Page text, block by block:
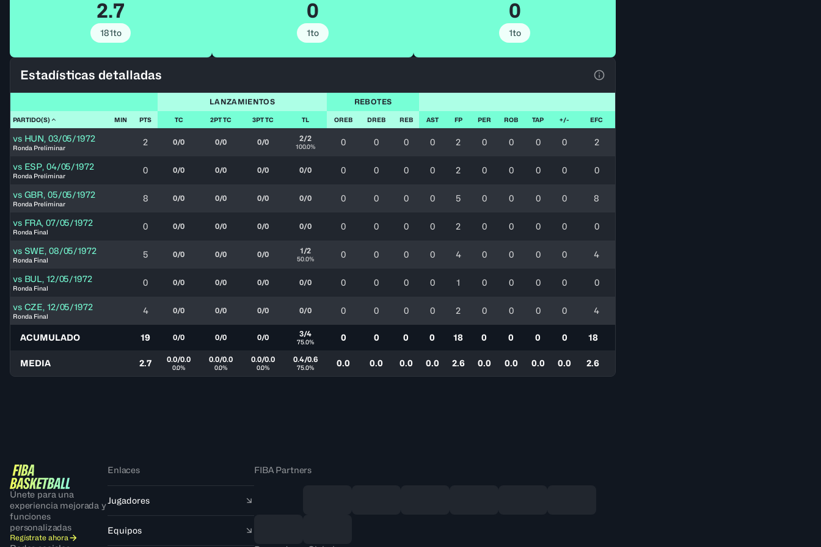
2.7
181to
0
1to
0
1to
Estadísticas detalladas
LANZAMIENTOS REBOTES
PARTIDO(S) MIN PTS TC 2PT TC 3PT TC TL OREB DREB REB AST FP PER ROB TAP +/- EFC
vs HUN, 03/05/1972
Ronda Preliminar
2 0/0 0/0 0/0 2/2
100.0% 0 0 0 0 2 0 0 0 0 2
vs ESP, 04/05/1972
Ronda Preliminar
0 0/0 0/0 0/0 0/0 0 0 0 0 2 0 0 0 0 0
vs GBR, 05/05/1972
Ronda Preliminar
8 0/0 0/0 0/0 0/0 0 0 0 0 5 0 0 0 0 8
vs FRA, 07/05/1972
Ronda Final
0 0/0 0/0 0/0 0/0 0 0 0 0 2 0 0 0 0 0
vs SWE, 08/05/1972
Ronda Final
5 0/0 0/0 0/0 1/2
50.0% 0 0 0 0 4 0 0 0 0 4
vs BUL, 12/05/1972
Ronda Final
0 0/0 0/0 0/0 0/0 0 0 0 0 1 0 0 0 0 0
vs CZE, 12/05/1972
Ronda Final
4 0/0 0/0 0/0 0/0 0 0 0 0 2 0 0 0 0 4
ACUMULADO 19 0/0 0/0 0/0 3/4
75.0% 0 0 0 0 18 0 0 0 0 18
MEDIA 2.7 0.0/0.0
0.0%
0.0/0.0
0.0%
0.0/0.0
0.0%
0.4/0.6
75.0% 0.0 0.0 0.0 0.0 2.6 0.0 0.0 0.0 0.0 2.6
Únete para una
experiencia mejorada y
funciones
personalizadas
Regístrate ahora
Enlaces
Jugadores
Equipos
FIBA Partners